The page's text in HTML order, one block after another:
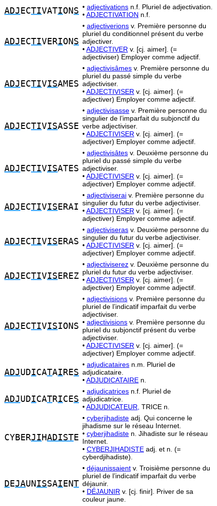
ADJ ECTIVATION S • adjectivations n.f. Pluriel de adjectivation.
•ADJECTIVATION n.f.
ADJ ECTIVERION S
• adjectiverions v. Première personne du
pluriel du conditionnel présent du verbe
adjectiver.
•ADJECTIVER v. [cj. aimer]. (=
adjectiviser) Employer comme adjectif.
ADJ ECTIVISAMES
• adjectivisâmes v. Première personne du
pluriel du passé simple du verbe
adjectiviser.
•ADJECTIVISER v. [cj. aimer]. (=
adjectiver) Employer comme adjectif.
ADJ ECTIVISASSE
• adjectivisasse v. Première personne du
singulier de l’imparfait du subjonctif du
verbe adjectiviser.
•ADJECTIVISER v. [cj. aimer]. (=
adjectiver) Employer comme adjectif.
ADJ ECTIVISATES
• adjectivisâtes v. Deuxième personne du
pluriel du passé simple du verbe
adjectiviser.
•ADJECTIVISER v. [cj. aimer]. (=
adjectiver) Employer comme adjectif.
ADJ ECTIVIS ERAI
• adjectiviserai v. Première personne du
singulier du futur du verbe adjectiviser.
•ADJECTIVISER v. [cj. aimer]. (=
adjectiver) Employer comme adjectif.
ADJ ECTIVIS ERAS
• adjectiviseras v. Deuxième personne du
singulier du futur du verbe adjectiviser.
•ADJECTIVISER v. [cj. aimer]. (=
adjectiver) Employer comme adjectif.
ADJ ECTIVIS EREZ
• adjectiviserez v. Deuxième personne du
pluriel du futur du verbe adjectiviser.
•ADJECTIVISER v. [cj. aimer]. (=
adjectiver) Employer comme adjectif.
ADJ ECTIVISIONS
• adjectivisions v. Première personne du
pluriel de l’indicatif imparfait du verbe
adjectiviser.
• adjectivisions v. Première personne du
pluriel du subjonctif présent du verbe
adjectiviser.
•ADJECTIVISER v. [cj. aimer]. (=
adjectiver) Employer comme adjectif.
ADJUDICATAI RES
• adjudicataires n.m. Pluriel de
adjudicataire.
•ADJUDICATAIRE n.
ADJUDICATRICES
• adjudicatrices n.f. Pluriel de
adjudicatrice.
•ADJUDICATEUR, TRICE n.
CYBERJI HADISTE
• cyberjihadiste adj. Qui concerne le
jihadisme sur le réseau Internet.
• cyberjihadiste n. Jihadiste sur le réseau
Internet.
• CYBERJIHADISTE adj. et n. (=
cyberdjihadiste).
D EJAUN ISSAI ENT
• déjaunissaient v. Troisième personne du
pluriel de l’indicatif imparfait du verbe
déjaunir.
• DÉJAUNIR v. [cj. finir]. Priver de sa
couleur jaune.